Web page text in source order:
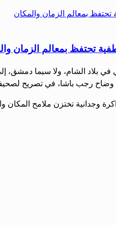
تحتفظ بمعالم الزمان
في بلاد الشام، ولا سيما
رجب باشا، في تصريح
وجدانية تختزن ملامح المكان